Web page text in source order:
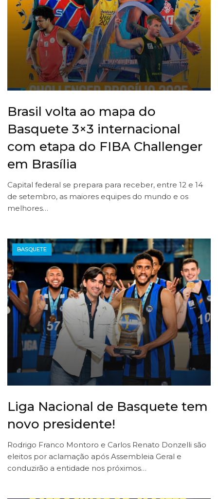
Brasil volta ao mapa do
Basquete 3×3 internacional
com etapa do FIBA Challenger
em Brasília
Capital federal se prepara para receber, entre 12 e 14
de setembro, as maiores equipes do mundo e os
melhores…
BASQUETE
Liga Nacional de Basquete tem
novo presidente!
Rodrigo Franco Montoro e Carlos Renato Donzelli são
eleitos por aclamação após Assembleia Geral e
conduzirão a entidade nos próximos…